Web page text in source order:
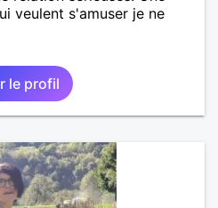
veulent s'amuser je ne
le profil